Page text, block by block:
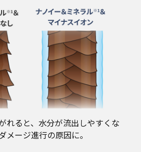
れると、水分が流出しやすくな
メージ進行の原因に。